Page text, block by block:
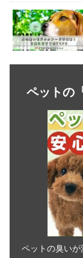
ペットの
ペットの臭い